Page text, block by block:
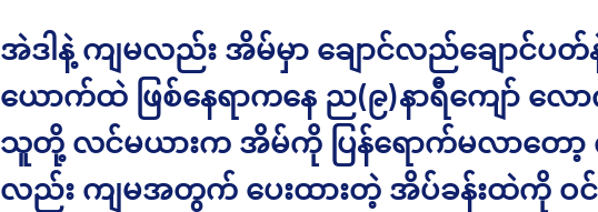
အဲဒါနဲ့ ကျမလည်း အိမ်မှာ ချောင်လည်ချောင်ပ
ယောက်ထဲ ဖြစ်နေရာကနေ ည(၉)နာရီကျော် လ
သူတို့ လင်မယားက အိမ်ကို ပြန်ရောက်မလာတော့
လည်း ကျမအတွက် ပေးထားတဲ့ အိပ်ခန်းထဲကို ဝင်